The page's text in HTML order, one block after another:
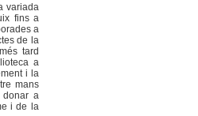
variada
fins a
a
de la
tard
a
i la
mans
donar a
i de la